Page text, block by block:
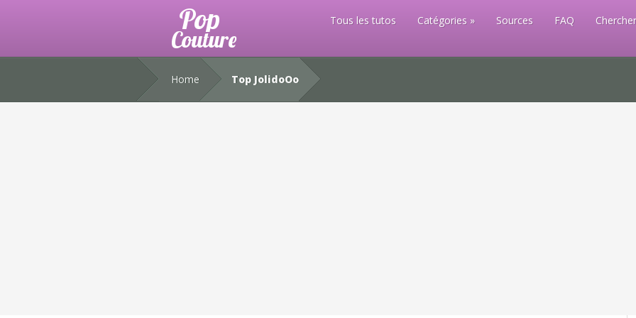
Tous les tutos Catégories Sources FAQ
Home Top JolidoOo